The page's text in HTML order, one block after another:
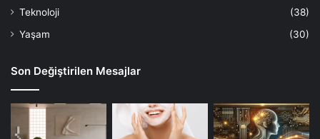
Teknoloji
(38)
Yaşam
(30)
Son Değiştirilen Mesajlar